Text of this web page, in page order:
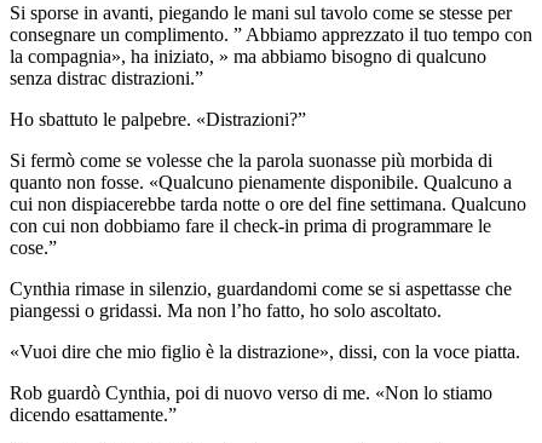
Si sporse in avanti, piegando le mani sul tavolo come se stesse per
consegnare un complimento. ” Abbiamo apprezzato il tuo tempo con
la compagnia», ha iniziato, » ma abbiamo bisogno di qualcuno
senza distrac distrazioni.”
Ho sbattuto le palpebre. «Distrazioni?”
Si fermò come se volesse che la parola suonasse più morbida di
quanto non fosse. «Qualcuno pienamente disponibile. Qualcuno a
cui non dispiacerebbe tarda notte o ore del fine settimana. Qualcuno
con cui non dobbiamo fare il check-in prima di programmare le
cose.”
Cynthia rimase in silenzio, guardandomi come se si aspettasse che
piangessi o gridassi. Ma non l’ho fatto, ho solo ascoltato.
«Vuoi dire che mio figlio è la distrazione», dissi, con la voce piatta.
Rob guardò Cynthia, poi di nuovo verso di me. «Non lo stiamo
dicendo esattamente.”